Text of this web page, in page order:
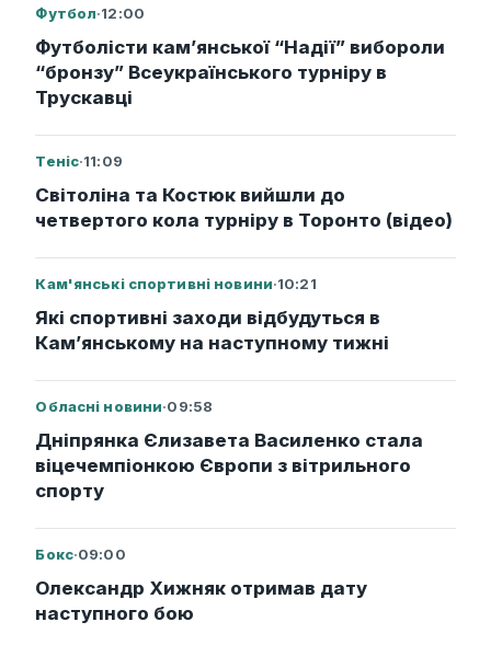
Футбол·12:00
Футболісти кам’янської “Надії” вибороли
“бронзу” Всеукраїнського турніру в
Трускавці
Теніс·11:09
Світоліна та Костюк вийшли до
четвертого кола турніру в Торонто (відео)
Кам'янські спортивні новини·10:21
Які спортивні заходи відбудуться в
Кам’янському на наступному тижні
Обласні новини·09:58
Дніпрянка Єлизавета Василенко стала
віцечемпіонкою Європи з вітрильного
спорту
Бокс·09:00
Олександр Хижняк отримав дату
наступного бою